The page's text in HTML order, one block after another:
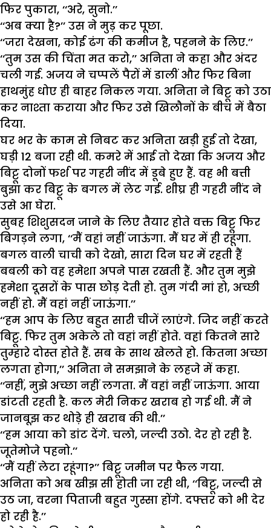
फिर पुकारा, ‘‘अरे, सुनो.’’
‘‘अब क्या है?’’ उस ने मुड़ कर पूछा.
‘‘जरा देखना, कोई ढंग की कमीज है, पहनने के लिए.’’
‘‘तुम उस की चिंता मत करो,’’ अनिता ने कहा और अंदर
चली गई. अजय ने चप्पलें पैरों में डालीं और फिर बिना
हाथमुंह धोए ही बाहर निकल गया. अनिता ने बिट्टू को उठा
कर नाश्ता कराया और फिर उसे खिलौनों के बीच में बैठा
दिया.
घर भर के काम से निबट कर अनिता खड़ी हुई तो देखा,
घड़ी 12 बजा रही थी. कमरे में आई तो देखा कि अजय और
बिट्टू दोनों फर्श पर गहरी नींद में डूबे हुए हैं. वह भी बत्ती
बुझा कर बिट्टू के बगल में लेट गई. शीघ्र ही गहरी नींद ने
उसे आ घेरा.
सुबह शिशुसदन जाने के लिए तैयार होते वक्त बिट्टू फिर
बिगड़ने लगा, ‘‘मैं वहां नहीं जाऊंगा. मैं घर में ही रहूंगा.
बगल वाली चाची को देखो, सारा दिन घर में रहती हैं
बबली को वह हमेशा अपने पास रखती हैं. और तुम मुझे
हमेशा दूसरों के पास छोड़ देती हो. तुम गंदी मां हो, अच्छी
नहीं हो. मैं वहां नहीं जाऊंगा.’’
‘‘हम आप के लिए बहुत सारी चीजें लाएंगे. जिद नहीं करते
बिट्टू. फिर तुम अकेले तो वहां नहीं होते. वहां कितने सारे
तुम्हारे दोस्त होते हैं. सब के साथ खेलते हो. कितना अच्छा
लगता होगा,’’ अनिता ने समझाने के लहजे में कहा.
‘‘नहीं, मुझे अच्छा नहीं लगता. मैं वहां नहीं जाऊंगा. आया
डांटती रहती है. कल मेरी निकर खराब हो गई थी. मैं ने
जानबूझ कर थोड़े ही खराब की थी.’’
‘‘हम आया को डांट देंगे. चलो, जल्दी उठो. देर हो रही है.
जूतेमोजे पहनो.’’
‘‘मैं यहीं लेटा रहूंगा?’’ बिट्टू जमीन पर फैल गया.
अनिता को अब खीझ सी होती जा रही थी, ‘‘बिट्टू, जल्दी से
उठ जा, वरना पिताजी बहुत गुस्सा होंगे. दफ्तर को भी देर
हो रही है.’’